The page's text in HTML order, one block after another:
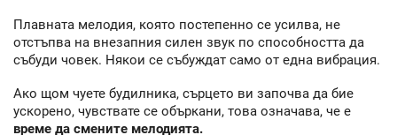
Плавната мелодия, която постепенно се усилва, не
отстъпва на внезапния силен звук по способността да
събуди човек. Някои се събуждат само от една вибрация.
Ако щом чуете будилника, сърцето ви започва да бие
ускорено, чувствате се объркани, това означава, че е
време да смените мелодията.